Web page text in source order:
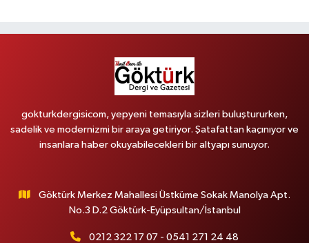
gokturkdergisicom, yepyeni temasıyla sizleri buluştururken,
sadelik ve modernizmi bir araya getiriyor. Şatafattan kaçınıyor ve
insanlara haber okuyabilecekleri bir altyapı sunuyor.
Göktürk Merkez Mahallesi Üstküme Sokak Manolya Apt.
No.3 D.2 Göktürk-Eyüpsultan/İstanbul
0212 322 17 07 - 0541 271 24 48